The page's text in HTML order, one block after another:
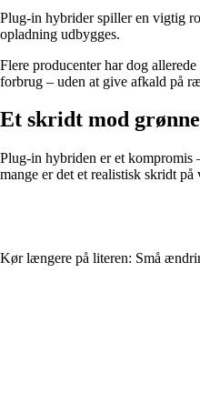
Plug-in hybrider spiller en vigtig
opladning udbygges.
Flere producenter har dog
forbrug – uden at give afkald på
Et skridt mod
Plug-in hybriden er et kompromis
mange er det et realistisk skridt
Kør længere på literen: Små